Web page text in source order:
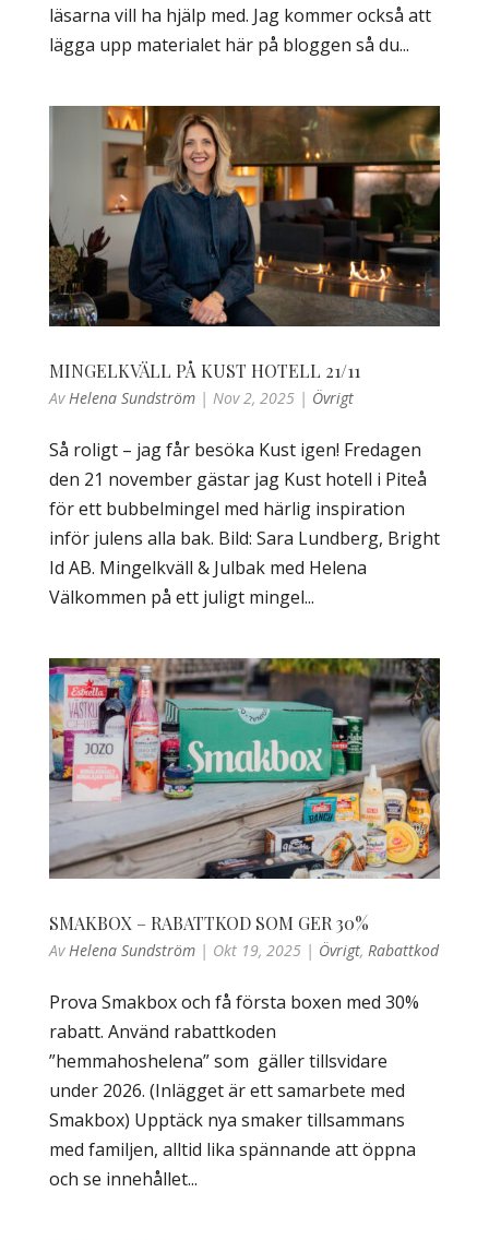
läsarna vill ha hjälp med. Jag kommer också att
lägga upp materialet här på bloggen så du...
MINGELKVÄLL PÅ KUST HOTELL 21/11
AvHelena Sundström| Nov 2, 2025| Övrigt
Så roligt – jag får besöka Kust igen! Fredagen
den 21 november gästar jag Kust hotell i Piteå
för ett bubbelmingel med härlig inspiration
inför julens alla bak. Bild: Sara Lundberg, Bright
Id AB. Mingelkväll & Julbak med Helena
Välkommen på ett juligt mingel...
SMAKBOX – RABATTKOD SOM GER 30%
Av Helena Sundström| Okt 19, 2025| Övrigt, Rabattkod
Prova Smakbox och få första boxen med 30%
rabatt. Använd rabattkoden
”hemmahoshelena” som gäller tillsvidare
under 2026. (Inlägget är ett samarbete med
Smakbox) Upptäck nya smaker tillsammans
med familjen, alltid lika spännande att öppna
och se innehållet...